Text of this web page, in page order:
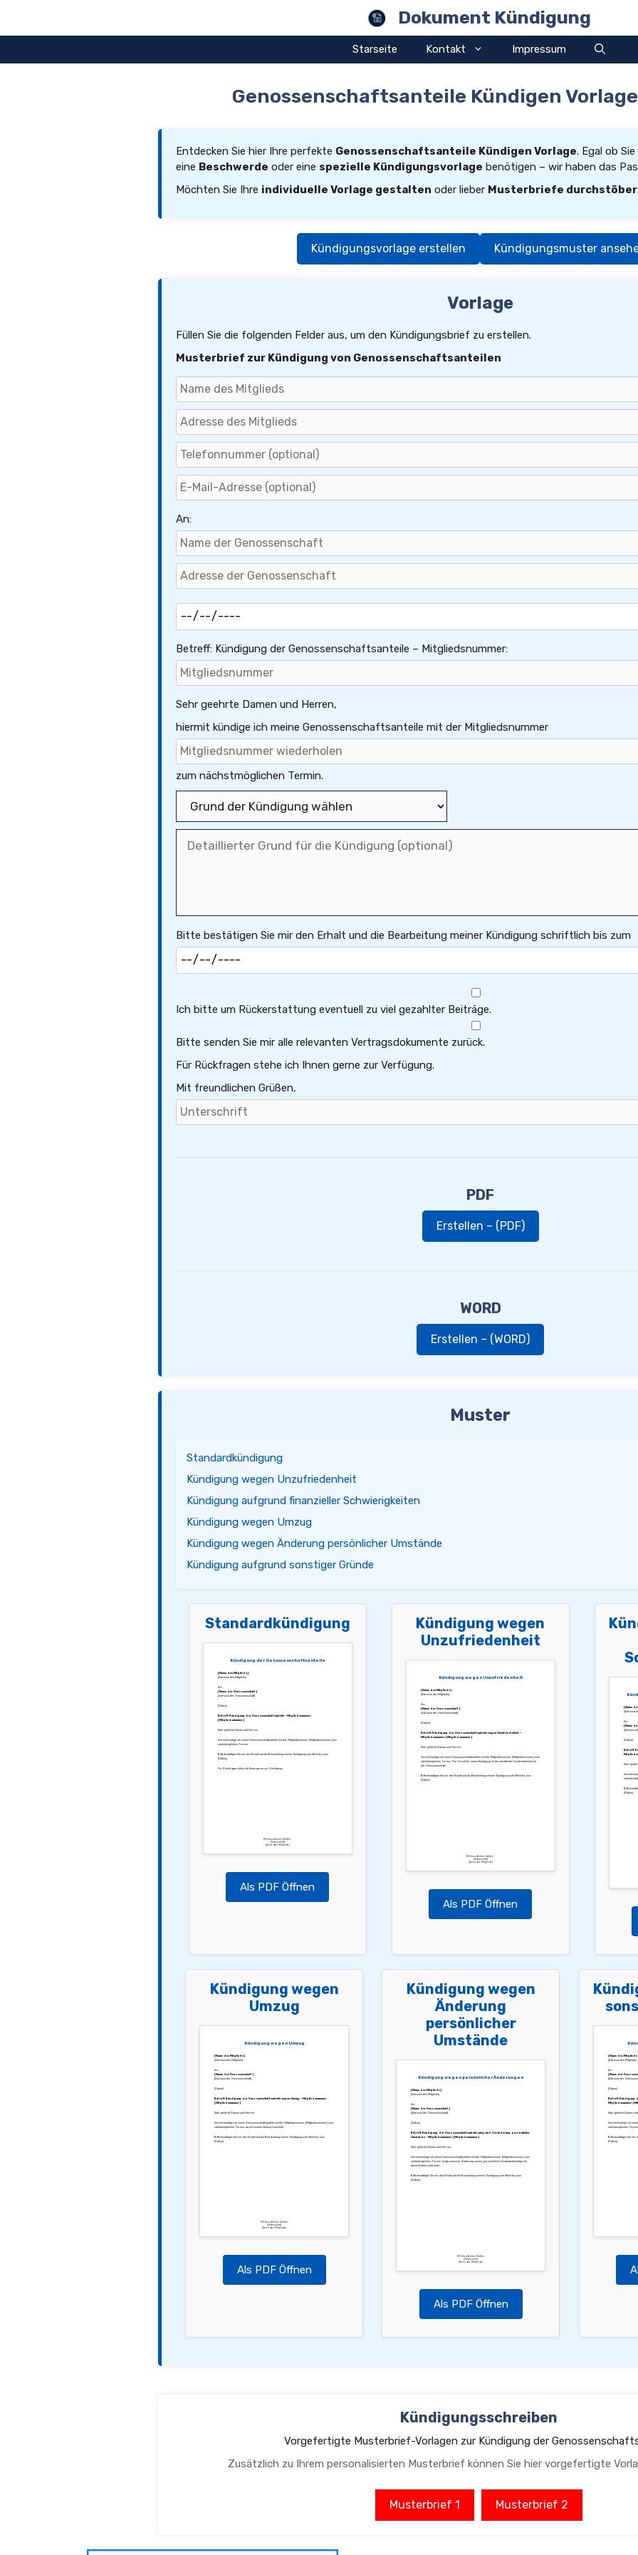
springen
Dokument Kündigung
Starseite Kontakt Impressum
Genossenschaftsanteile Kündigen
Entdecken Sie hier Ihre perfekte Genossenschaftsanteile Kündigen Vorlage. Egal ob
eine Beschwerde oder eine spezielle Kündigungsvorlage benötigen – wir haben das
Möchten Sie Ihre individuelle Vorlage gestalten oder lieber Musterbriefe
Kündigungsvorlage erstellen Kündigungsmuster
Vorlage
Füllen Sie die folgenden Felder aus, um den Kündigungsbrief zu erstellen.
Musterbrief zur Kündigung von Genossenschaftsanteilen
An:
Betreff: Kündigung der Genossenschaftsanteile – Mitgliedsnummer:
Sehr geehrte Damen und Herren,
hiermit kündige ich meine Genossenschaftsanteile mit der Mitgliedsnummer
zum nächstmöglichen Termin.
Bitte bestätigen Sie mir den Erhalt und die Bearbeitung meiner Kündigung schriftlich bis zum
Ich bitte um Rückerstattung eventuell zu viel gezahlter Beiträge.
Bitte senden Sie mir alle relevanten Vertragsdokumente zurück.
Für Rückfragen stehe ich Ihnen gerne zur Verfügung.
Mit freundlichen Grüßen,
PDF
Erstellen – (PDF)
WORD
Erstellen – (WORD)
Muster
Standardkündigung
Kündigung wegen Unzufriedenheit
Kündigung aufgrund finanzieller Schwierigkeiten
Kündigung wegen Umzug
Kündigung wegen Änderung persönlicher Umstände
Kündigung aufgrund sonstiger Gründe
Standardkündigung
Kündigung der Genossenschaftsanteile
[Name des Mitglieds]
[Adresse des Mitglieds]
An:
[Name der Genossenschaft]
[Adresse der Genossenschaft]
[Datum]
Betreff: Kündigung der Genossenschaftsanteile – Mitgliedsnummer:
[Mitgliedsnummer]
Sehr geehrte Damen und Herren,
hiermit kündige ich meine Genossenschaftsanteile mit der Mitgliedsnummer [Mitgliedsnummer] zum
nächstmöglichen Termin.
Bitte bestätigen Sie mir den Erhalt und die Bearbeitung meiner Kündigung schriftlich bis zum
[Datum].
Für Rückfragen stehe ich Ihnen gerne zur Verfügung.
Mit freundlichen Grüßen,
[Unterschrift]
[Name des Mitglieds]
Als PDF Öffnen
Kündigung wegen
Unzufriedenheit
Kündigung wegen Unzufriedenheit
[Name des Mitglieds]
[Adresse des Mitglieds]
An:
[Name der Genossenschaft]
[Adresse der Genossenschaft]
[Datum]
Betreff: Kündigung der Genossenschaftsanteile wegen Unzufriedenheit –
Mitgliedsnummer: [Mitgliedsnummer]
Sehr geehrte Damen und Herren,
hiermit kündige ich meine Genossenschaftsanteile mit der Mitgliedsnummer [Mitgliedsnummer] zum
nächstmöglichen Termin. Der Grund für meine Kündigung ist die anhaltende Unzufriedenheit mit
der Genossenschaft.
Bitte bestätigen Sie mir den Erhalt und die Bearbeitung meiner Kündigung schriftlich bis zum
[Datum].
Mit freundlichen Grüßen,
[Unterschrift]
[Name des Mitglieds]
Als PDF Öffnen
[Name
[Adresse
An:
[Name
[Adresse
[Datum]
Betreff:
Sehr
hiermit
Bitte
[Datum].
Kündigung wegen
Umzug
Kündigung wegen Umzug
[Name des Mitglieds]
[Adresse des Mitglieds]
An:
[Name der Genossenschaft]
[Adresse der Genossenschaft]
[Datum]
Betreff: Kündigung der Genossenschaftsanteile wegen Umzug – Mitgliedsnummer:
[Mitgliedsnummer]
Sehr geehrte Damen und Herren,
hiermit kündige ich meine Genossenschaftsanteile mit der Mitgliedsnummer [Mitgliedsnummer] zum
nächstmöglichen Termin, da ich meinen Wohnort wechsle.
Bitte bestätigen Sie mir den Erhalt und die Bearbeitung meiner Kündigung schriftlich bis zum
[Datum].
Mit freundlichen Grüßen,
[Unterschrift]
[Name des Mitglieds]
Als PDF Öffnen
Kündigung wegen
Änderung
persönlicher
Umstände
Kündigung wegen persönlicher Änderungen
[Name des Mitglieds]
[Adresse des Mitglieds]
An:
[Name der Genossenschaft]
[Adresse der Genossenschaft]
[Datum]
Betreff: Kündigung der Genossenschaftsanteile aufgrund Veränderung persönlicher
Umstände – Mitgliedsnummer: [Mitgliedsnummer]
Sehr geehrte Damen und Herren,
hiermit kündige ich meine Genossenschaftsanteile mit der Mitgliedsnummer [Mitgliedsnummer] zum
nächstmöglichen Termin. Aufgrund einer Änderung meiner persönlichen Umstände benötige ich
diese Anteile nicht mehr.
Bitte bestätigen Sie mir den Erhalt und die Bearbeitung meiner Kündigung schriftlich bis zum
[Datum].
Mit freundlichen Grüßen,
[Unterschrift]
[Name des Mitglieds]
Als PDF Öffnen
[Name des Mitglieds]
[Adresse des Mitglieds]
An:
[Name der
[Adresse der
[Datum]
Betreff: Kündigung
Mitgliedsnummer:
Sehr geehrte Damen
hiermit kündige ich
nächstmöglichen
Bitte bestätigen Sie mir
[Datum].
Kündigungsschreiben
Vorgefertigte Musterbrief-Vorlagen zur Kündigung der
Zusätzlich zu Ihrem personalisierten Musterbrief können Sie hier vorgefertigte
Musterbrief 1 Musterbrief 2